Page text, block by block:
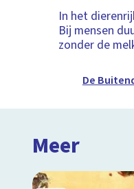
In het
Bij mensen
zonder de
De
Meer